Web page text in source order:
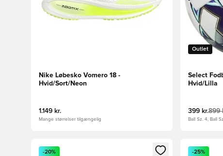
Nike Løbesko Vomero 18 -
Hvid/Sort/Neon
1.149 kr.
Mange størrelser tilgængelig
Outlet
Select
Hvid/Lilla
399 kr.899
Ball Sz. 4, Ball
Åbner en Modal til at logge ind eller tilmelde dig som
-20%
Åbner en
-25%